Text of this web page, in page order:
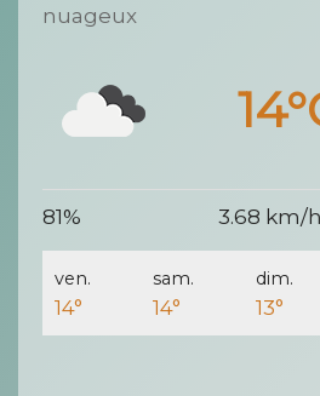
nuageux
81% 3.68 km/h
ven.
14°
sam.
14°
dim.
13°